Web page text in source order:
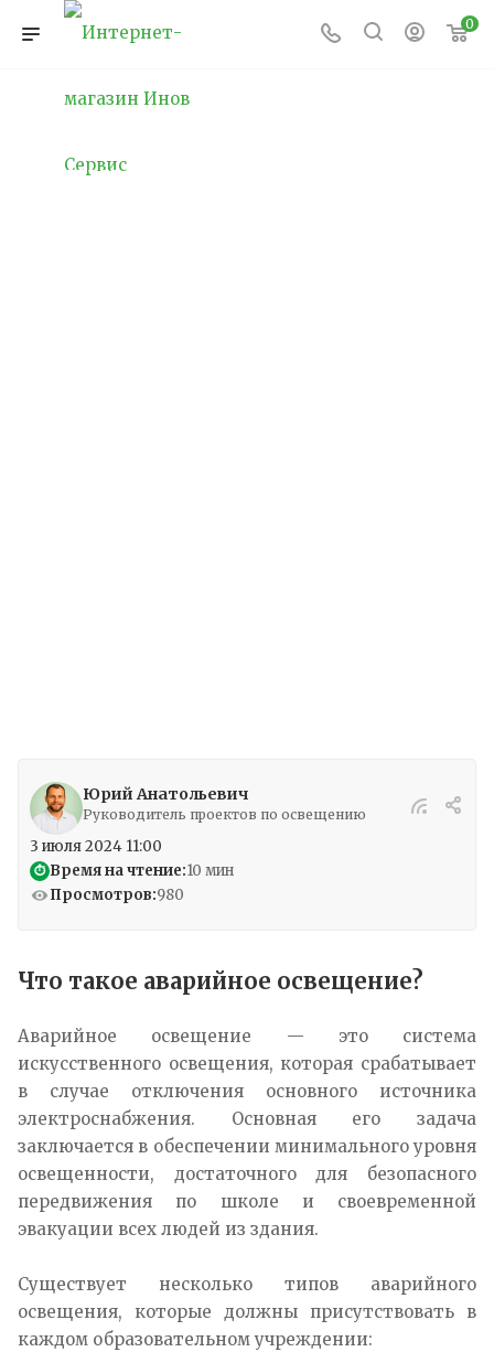
0
в школе
Юрий Анатольевич
Руководитель проектов по освещению
3 июля 2024 11:00
⏱ Время на чтение:10 мин
Просмотров:980
Что такое аварийное освещение?
Аварийное освещение — это система
искусственного освещения, которая срабатывает
в случае отключения основного источника
электроснабжения. Основная его задача
заключается в обеспечении минимального уровня
освещенности, достаточного для безопасного
передвижения по школе и своевременной
эвакуации всех людей из здания.
Существует несколько типов аварийного
освещения, которые должны присутствовать в
каждом образовательном учреждении: